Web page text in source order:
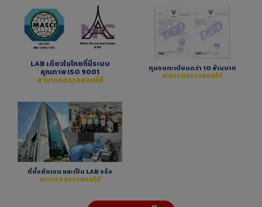
LAB เดียวในไทยที่มีระบบ
คุณภาพ ISO 9001
สามารถตรวจสอบได้
ทุนจดทะเบียนกว่า 10 ล้านบาท
สามารถตรวจสอบได้
ที่ตั้งชัดเจน และเป็น LAB จริง
สามารถตรวจสอบได้